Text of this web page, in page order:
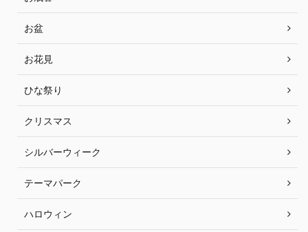
お盆
お花見
ひな祭り
クリスマス
シルバーウィーク
テーマパーク
ハロウィン